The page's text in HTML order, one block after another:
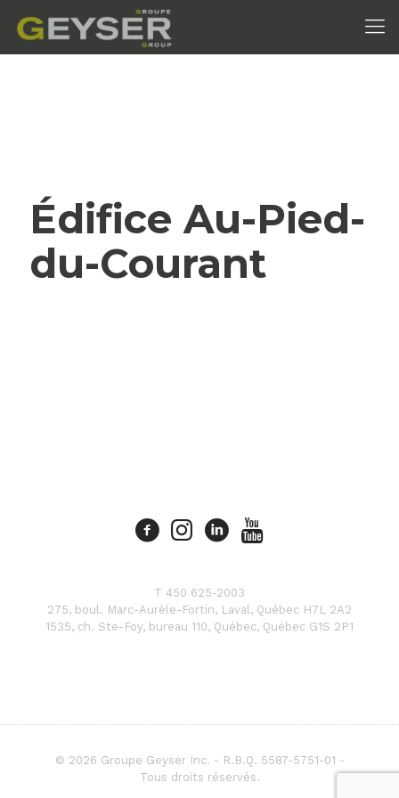
Édifice Au-Pied-
du-Courant
T 450 625-2003
275, boul. Marc-Aurèle-Fortin, Laval, Québec H7L 2A2
1535, ch. Ste-Foy, bureau 110, Québec, Québec G1S 2P1
© 2026 Groupe Geyser Inc. - R.B.Q. 5587-5751-01 -
Tous droits réservés.